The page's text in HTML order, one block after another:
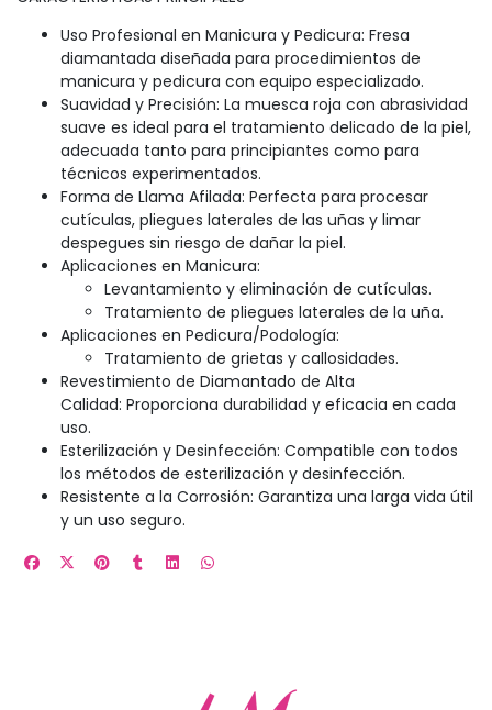
Uso Profesional en Manicura y Pedicura: Fresa
diamantada diseñada para procedimientos de
manicura y pedicura con equipo especializado.
Suavidad y Precisión: La muesca roja con abrasividad
suave es ideal para el tratamiento delicado de la piel,
adecuada tanto para principiantes como para
técnicos experimentados.
Forma de Llama Afilada: Perfecta para procesar
cutículas, pliegues laterales de las uñas y limar
despegues sin riesgo de dañar la piel.
Aplicaciones en Manicura:
Levantamiento y eliminación de cutículas.
Tratamiento de pliegues laterales de la uña.
Aplicaciones en Pedicura/Podología:
Tratamiento de grietas y callosidades.
Revestimiento de Diamantado de Alta
Calidad: Proporciona durabilidad y eficacia en cada
uso.
Esterilización y Desinfección: Compatible con todos
los métodos de esterilización y desinfección.
Resistente a la Corrosión: Garantiza una larga vida útil
y un uso seguro.